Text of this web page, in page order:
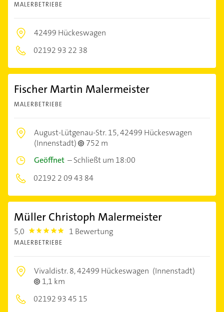
MALERBETRIEBE
42499 Hückeswagen
02192 93 22 38
Fischer Martin Malermeister
MALERBETRIEBE
August-Lütgenau-Str. 15,42499 Hückeswagen
(Innenstadt)
752 m
Geöffnet –Schließt um 18:00
02192 2 09 43 84
Müller Christoph Malermeister
5,0 5.0 1 Bewertung
MALERBETRIEBE
Vivaldistr. 8,42499 Hückeswagen (Innenstadt)
1,1 km
02192 93 45 15